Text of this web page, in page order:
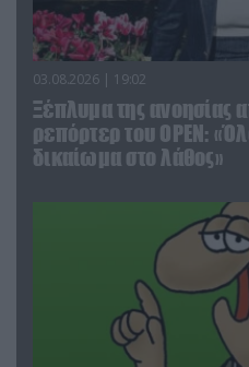
03.08.2026 | 19:02
Ξέπλυμα της ανοησίας
ρεπόρτερ του ΟΡΕΝ:
δικαίωμα στο λάθος»